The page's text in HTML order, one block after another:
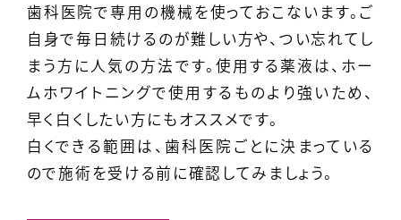
歯科医院で専用の機械を使っておこないます。ご
自身で毎日続けるのが難しい方や、つい忘れてし
まう方に人気の方法です。使用する薬液は、ホー
ムホワイトニングで使用するものより強いため、
早く白くしたい方にもオススメです。
白くできる範囲は、歯科医院ごとに決まっている
ので施術を受ける前に確認してみましょう。